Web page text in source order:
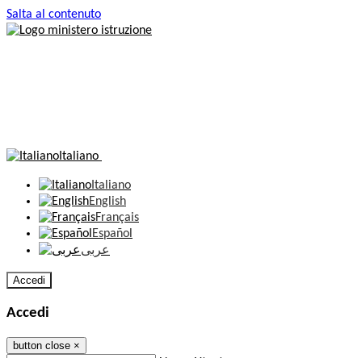
Salta al contenuto
Italiano
Italiano
English
Français
Español
عربى
Accedi
Accedi
button close ×